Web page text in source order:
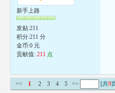
新手上路
发贴:211
积分:211 分
金币:0 元
贡献值:211 点
<< 1 2 3 4 5 >> [共9